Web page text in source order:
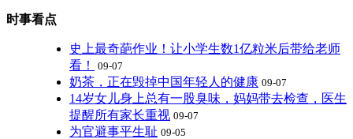
时事看点
史上最奇葩作业！让小学生数1亿粒米后带给老师
看！
09-07
奶茶，正在毁掉中国年轻人的健康 09-07
14岁女儿身上总有一股臭味，妈妈带去检查，医生
提醒所有家长重视 09-07
为官避事平生耻 09-05